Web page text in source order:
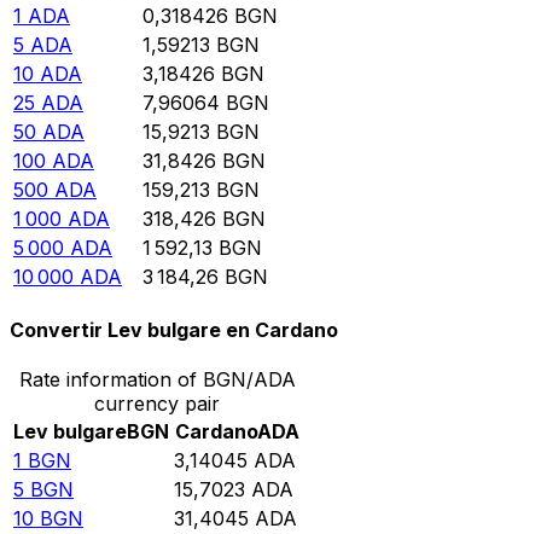
1 ADA 0,318426 BGN
5 ADA 1,59213 BGN
10 ADA 3,18426 BGN
25 ADA 7,96064 BGN
50 ADA 15,9213 BGN
100 ADA 31,8426 BGN
500 ADA 159,213 BGN
1 000 ADA 318,426 BGN
5 000 ADA 1 592,13 BGN
10 000 ADA 3 184,26 BGN
Convertir Lev bulgare en Cardano
Rate information of BGN/ADA
currency pair
Lev bulgareBGN CardanoADA
1 BGN 3,14045 ADA
5 BGN 15,7023 ADA
10 BGN 31,4045 ADA